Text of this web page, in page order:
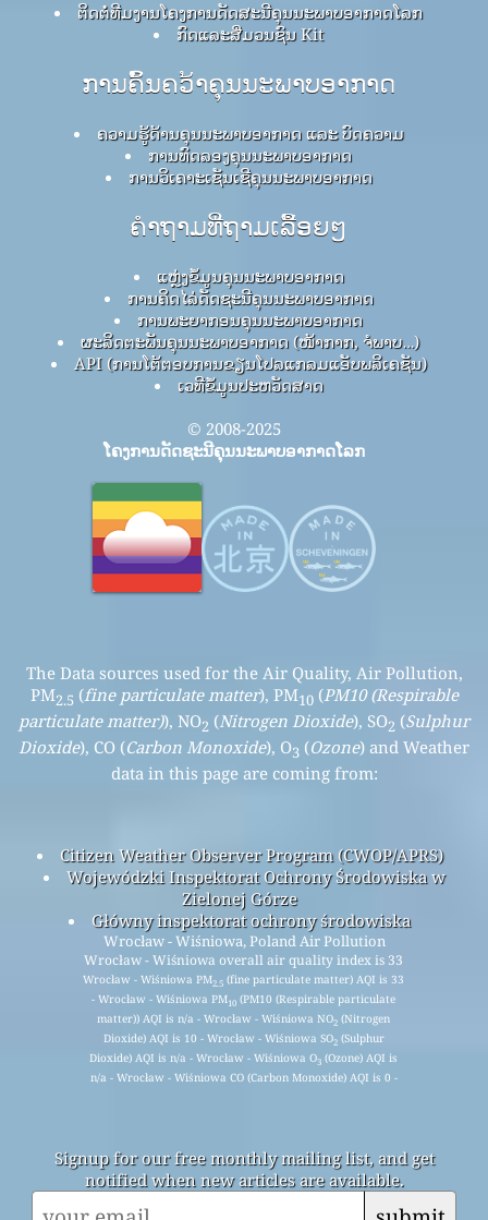
ຕິດຕໍ່ທີມງານໂຄງການດັດສະນີຄຸນນະພາບອາກາດໂລກ
ກົດ​ແລະ​ສື່​ມວນ​ຊົນ Kit
ການຄົ້ນຄວ້າຄຸນນະພາບອາກາດ
ຄວາມຮູ້ດ້ານຄຸນນະພາບອາກາດ ແລະ ບົດຄວາມ
ການທົດລອງຄຸນນະພາບອາກາດ
ການວິເຄາະເຊັນເຊີຄຸນນະພາບອາກາດ
ຄໍາຖາມທີ່ຖາມເລື້ອຍໆ
ແຫຼ່ງຂໍ້ມູນຄຸນນະພາບອາກາດ
ການຄິດໄລ່ດັດຊະນີຄຸນນະພາບອາກາດ
ການພະຍາກອນຄຸນນະພາບອາກາດ
ຜະລິດຕະພັນຄຸນນະພາບອາກາດ (ໜ້າກາກ, ຈໍພາບ…)
API (ການໂຕ້ຕອບການຂຽນໂປລແກລມແອັບພລິເຄຊັນ)
ເວທີຂໍ້ມູນປະຫວັດສາດ
© 2008-2025
ໂຄງການດັດຊະນີຄຸນນະພາບອາກາດໂລກ
The Data sources used for the Air Quality, Air Pollution,
PM2.5 (fine particulate matter), PM10(PM10 (Respirable
particulate matter)), NO2 (Nitrogen Dioxide), SO2 (Sulphur
Dioxide), CO (Carbon Monoxide), O3 (Ozone) and Weather
data in this page are coming from:
Citizen Weather Observer Program (CWOP/APRS)
Wojewódzki Inspektorat Ochrony Środowiska w
Zielonej Górze
Główny inspektorat ochrony środowiska
Wrocław - Wiśniowa, Poland Air Pollution
Wrocław - Wiśniowa overall air quality index is 33
Wrocław - Wiśniowa PM2.5 (fine particulate matter) AQI is 33
- Wrocław - Wiśniowa PM10 (PM10 (Respirable particulate
matter)) AQI is n/a - Wrocław - Wiśniowa NO2 (Nitrogen
Dioxide) AQI is 10 - Wrocław - Wiśniowa SO2(Sulphur
Dioxide) AQI is n/a - Wrocław - Wiśniowa O3 (Ozone) AQI is
n/a - Wrocław - Wiśniowa CO (Carbon Monoxide) AQI is 0 -
Signup for our free monthly mailing list, and get
notified when new articles are available.